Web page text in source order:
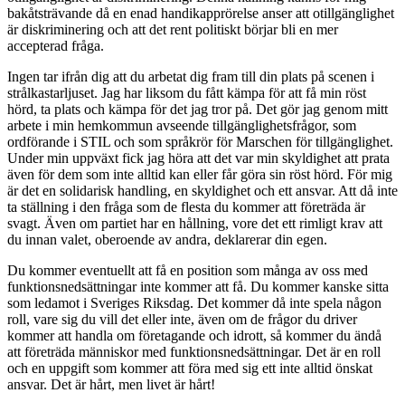
bakåtsträvande då en enad handikapprörelse anser att otillgänglighet
är diskriminering och att det rent politiskt börjar bli en mer
accepterad fråga.
Ingen tar ifrån dig att du arbetat dig fram till din plats på scenen i
strålkastarljuset. Jag har liksom du fått kämpa för att få min röst
hörd, ta plats och kämpa för det jag tror på. Det gör jag genom mitt
arbete i min hemkommun avseende tillgänglighetsfrågor, som
ordförande i STIL och som språkrör för Marschen för tillgänglighet.
Under min uppväxt fick jag höra att det var min skyldighet att prata
även för dem som inte alltid kan eller får göra sin röst hörd. För mig
är det en solidarisk handling, en skyldighet och ett ansvar. Att då inte
ta ställning i den fråga som de flesta du kommer att företräda är
svagt. Även om partiet har en hållning, vore det ett rimligt krav att
du innan valet, oberoende av andra, deklarerar din egen.
Du kommer eventuellt att få en position som många av oss med
funktionsnedsättningar inte kommer att få. Du kommer kanske sitta
som ledamot i Sveriges Riksdag. Det kommer då inte spela någon
roll, vare sig du vill det eller inte, även om de frågor du driver
kommer att handla om företagande och idrott, så kommer du ändå
att företräda människor med funktionsnedsättningar. Det är en roll
och en uppgift som kommer att föra med sig ett inte alltid önskat
ansvar. Det är hårt, men livet är hårt!